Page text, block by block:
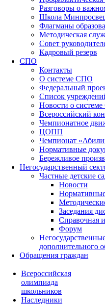
Разговоры о
Школа
Флагманы
Методическая
Совет
Кадровый резерв
СПО
Контакты
О системе СПО
Федеральный
Список
Новости о
Всероссийский
Чемпионатное
ЦОПП
Чемпионат
Нормативные
Бережливое
Негосударственный
Частные детские
Новости
Заседания
Справочная
Форум
дополнительного
Обращения граждан
Всероссийская
олимпиада
школьников
Наследники